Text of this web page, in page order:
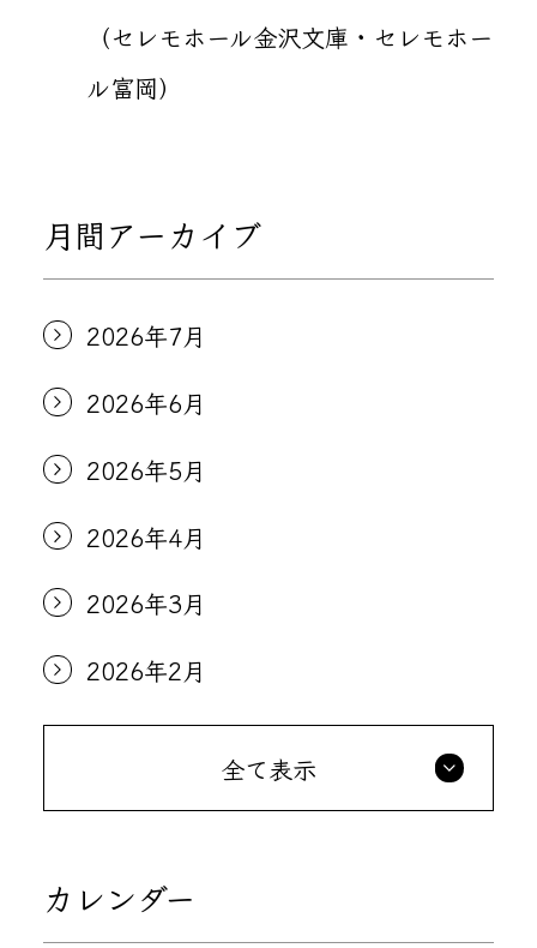
（セレモホール金沢文庫・セレモホー
ル富岡）
月間アーカイブ
2026年7月
2026年6月
2026年5月
2026年4月
2026年3月
2026年2月
全て表示
カレンダー